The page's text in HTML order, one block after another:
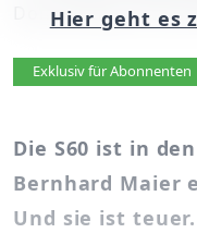
Donnerstag, 24.
Artikel vorlesen
Exklusiv für Abonnenten
Die S60 ist in
Bernhard Maier
Und sie ist
Hier geht es